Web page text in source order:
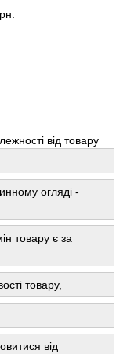
від товару
огляді -
товару є за
товару,
від